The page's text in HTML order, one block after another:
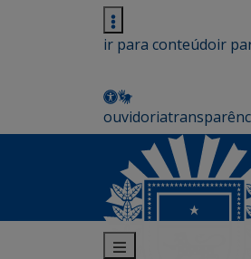
ir para conteúdoir
ouvidoria